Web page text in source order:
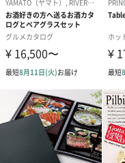
花束ハンドタオル（ピ
ンク）（1,760円）